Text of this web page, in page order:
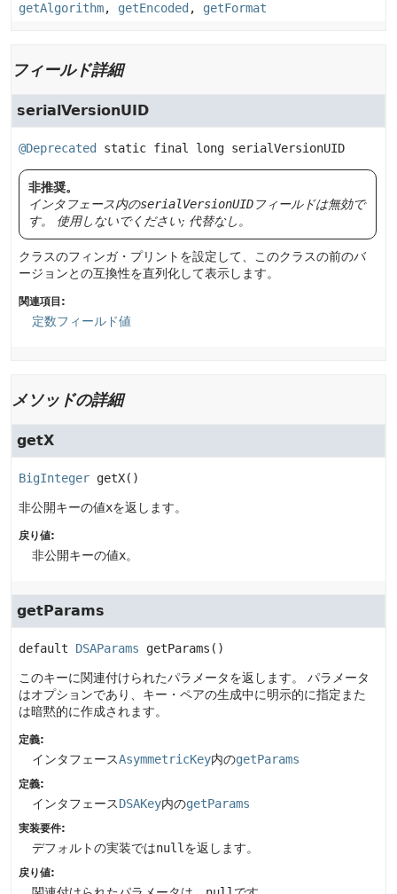
getAlgorithm, getEncoded , getFormat
フィールド詳細
serialVersionUID
@Deprecated static final long serialVersionUID
非推奨。
インタフェース内のserialVersionUIDフィールドは無効で
す。
使用しないでください; 代替なし。
クラスのフィンガ・プリントを設定して、このクラスの前のバ
ージョンとの互換性を直列化して表示します。
関連項目:
定数フィールド値
メソッドの詳細
getX
BigInteger getX()
非公開キーの値xを返します。
戻り値:
非公開キーの値x。
getParams
default DSAParams getParams ()
このキーに関連付けられたパラメータを返します。
パラメータ
はオプションであり、キー・ペアの生成中に明示的に指定また
は暗黙的に作成されます。
定義:
インタフェースAsymmetricKey内のgetParams
定義:
インタフェースDSAKey内のgetParams
実装要件:
デフォルトの実装ではnull を返します。
戻り値: